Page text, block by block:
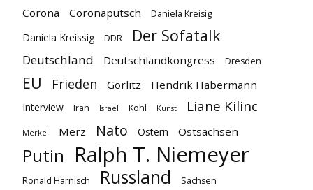
Corona Coronaputsch Daniela Kreisig
Daniela Kreissig DDR Der Sofatalk
Deutschland Deutschlandkongress Dresden
EU Frieden Görlitz Hendrik Habermann
Interview Iran Israel Kohl Kunst Liane Kilinc
Merkel Merz Nato Ostern Ostsachsen
Putin Ralph T. Niemeyer
Ronald Harnisch Russland Sachsen